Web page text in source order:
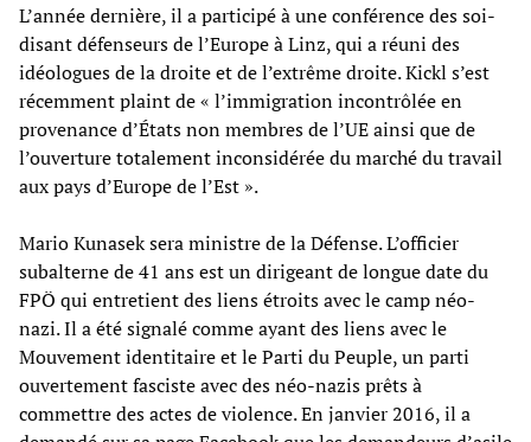
L’année dernière, il a participé à une conférence des soi-
disant défenseurs de l’Europe à Linz, qui a réuni des
idéologues de la droite et de l’extrême droite. Kickl s’est
récemment plaint de « l’immigration incontrôlée en
provenance d’États non membres de l’UE ainsi que de
l’ouverture totalement inconsidérée du marché du travail
aux pays d’Europe de l’Est ».
Mario Kunasek sera ministre de la Défense. L’officier
subalterne de 41 ans est un dirigeant de longue date du
FPÖ qui entretient des liens étroits avec le camp néo-
nazi. Il a été signalé comme ayant des liens avec le
Mouvement identitaire et le Parti du Peuple, un parti
ouvertement fasciste avec des néo-nazis prêts à
commettre des actes de violence. En janvier 2016, il a